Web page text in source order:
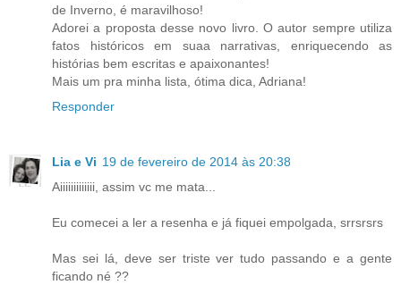
de Inverno, é maravilhoso!
Adorei a proposta desse novo livro. O autor sempre utiliza
fatos históricos em suaa narrativas, enriquecendo as
histórias bem escritas e apaixonantes!
Mais um pra minha lista, ótima dica, Adriana!
Responder
Lia e Vi 19 de fevereiro de 2014 às 20:38
Aiiiiiiiiiiiii, assim vc me mata...
Eu comecei a ler a resenha e já fiquei empolgada, srrsrsrs
Mas sei lá, deve ser triste ver tudo passando e a gente
ficando né ??